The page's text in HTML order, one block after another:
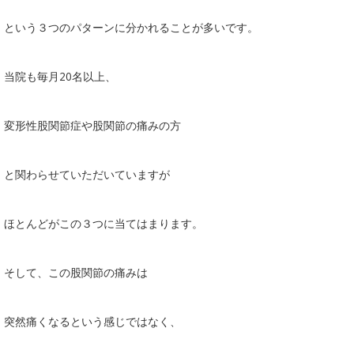
という３つのパターンに分かれることが多いです。
当院も毎月20名以上、
変形性股関節症や股関節の痛みの方
と関わらせていただいていますが
ほとんどがこの３つに当てはまります。
そして、この股関節の痛みは
突然痛くなるという感じではなく、